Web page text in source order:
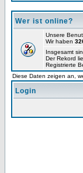
Wer ist online?
Unsere
Wir haben
Insgesamt
Der Rekord
Registrierte
Diese Daten zeigen an,
Login